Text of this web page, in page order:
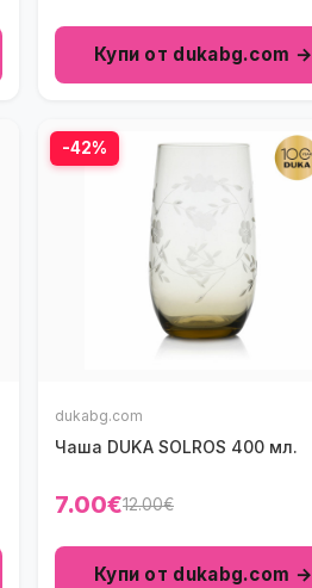
Купи от dukabg.com →
-42%
dukabg.com
Чаша DUKA SOLROS 400 мл.
7.00€12.00€
Купи от dukabg.com →